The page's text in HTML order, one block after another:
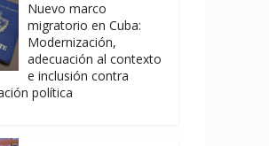
Nuevo marco
migratorio en Cuba:
Modernización,
adecuación al contexto
e inclusión contra
política